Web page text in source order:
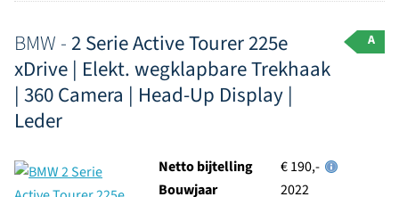
BMW - 2 Serie Active Tourer 225e
xDrive | Elekt. wegklapbare Trekhaak
| 360 Camera | Head-Up Display |
Leder
A
Netto bijtelling
€ 190,-
Bouwjaar
2022